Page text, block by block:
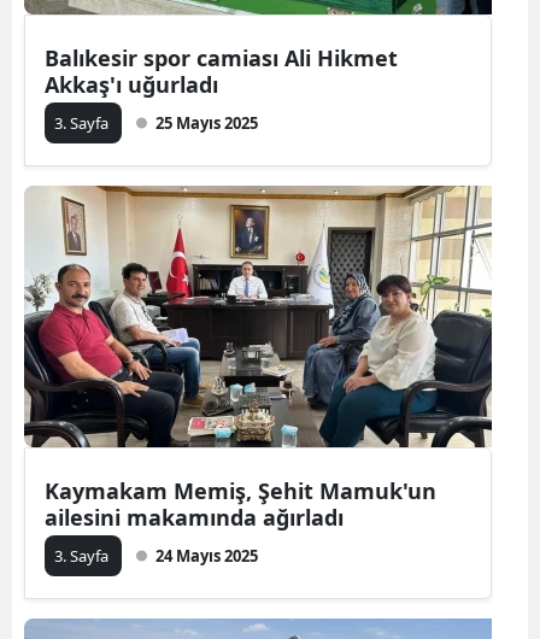
Balıkesir spor camiası Ali Hikmet
Akkaş'ı uğurladı
3. Sayfa 25 Mayıs 2025
Kaymakam Memiş, Şehit Mamuk'un
ailesini makamında ağırladı
3. Sayfa 24 Mayıs 2025